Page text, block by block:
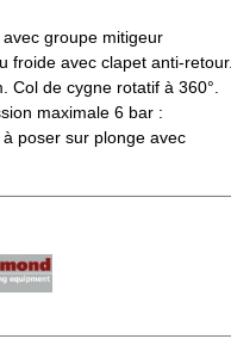
groupe mitigeur
froide avec clapet anti-retour.
Col de cygne rotatif à 360°.
maximale 6 bar :
poser sur plonge avec